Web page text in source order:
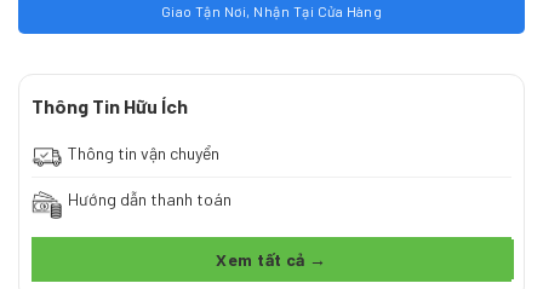
Giao Tận Nơi, Nhận Tại Cửa Hàng
Thông Tin Hữu Ích
Thông tin vận chuyển
Hướng dẫn thanh toán
Xem tất cả →